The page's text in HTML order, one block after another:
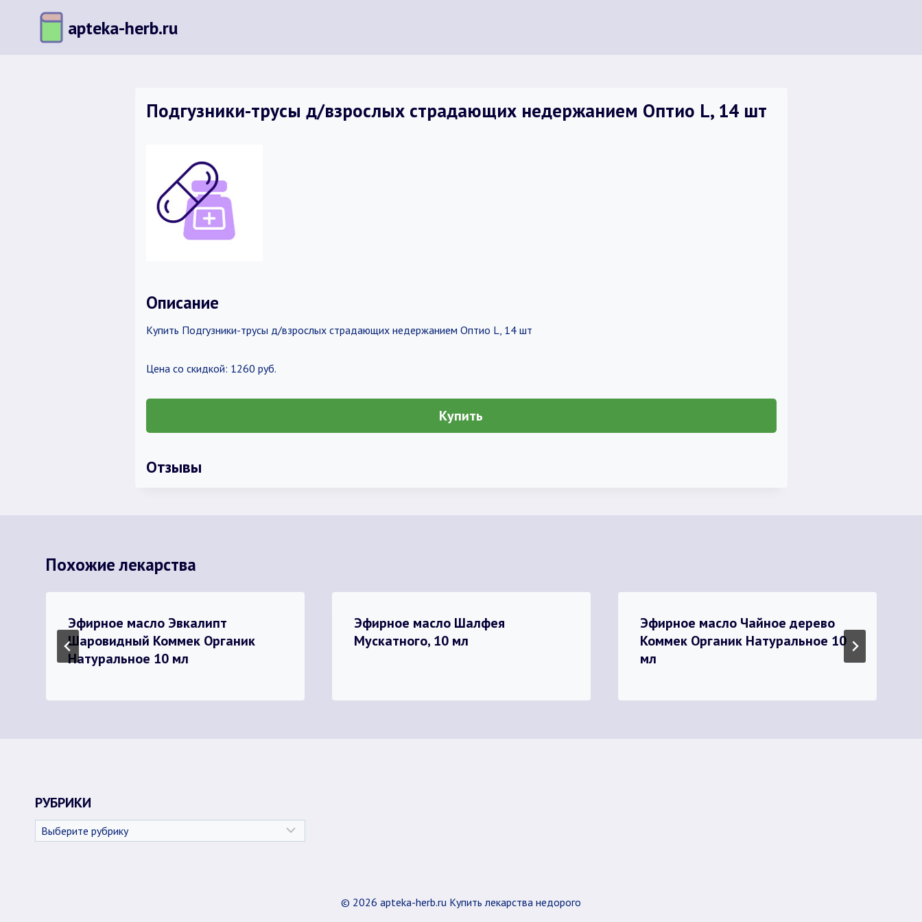
содержимому
apteka-herb.ru
Подгузники-трусы д/взрослых страдающих недержанием Оптио L, 14 шт
Описание
Купить Подгузники-трусы д/взрослых страдающих недержанием Оптио L, 14 шт
Цена со скидкой: 1260 руб.
Купить
Отзывы
Похожие лекарства
Эфирное масло Эвкалипт
Шаровидный Коммек Органик
Натуральное 10 мл
Эфирное масло Шалфея
Мускатного, 10 мл
Эфирное масло Чайное дерево
Коммек Органик Натуральное 10
мл
РУБРИКИ
Рубрики
© 2026 apteka-herb.ru Купить лекарства недорого